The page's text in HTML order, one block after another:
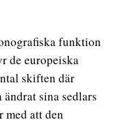
funktion
de europeiska
skiften där
sina sedlars
med att den